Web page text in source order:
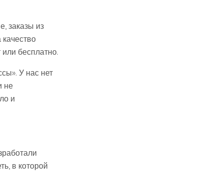
заказы из
бесплатно.
У нас нет
не
и
в которой